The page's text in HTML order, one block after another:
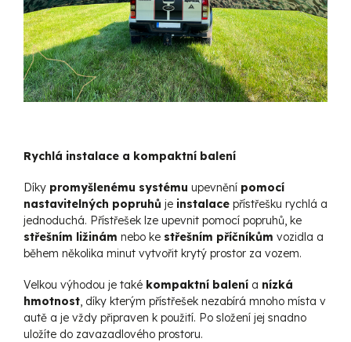
Rychlá instalace a kompaktní balení
Díky promyšlenému systému upevnění pomocí
nastavitelných popruhů je instalace přístřešku rychlá a
jednoduchá. Přístřešek lze upevnit pomocí popruhů, ke
střešním ližinám nebo ke střešním příčníkům vozidla a
během několika minut vytvořit krytý prostor za vozem.
Velkou výhodou je také kompaktní balení a nízká
hmotnost , díky kterým přístřešek nezabírá mnoho místa v
autě a je vždy připraven k použití. Po složení jej snadno
uložíte do zavazadlového prostoru.